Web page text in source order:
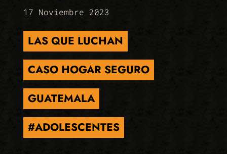
17 Noviembre 2023
LAS QUE LUCHAN
CASO HOGAR SEGURO
GUATEMALA
#ADOLESCENTES